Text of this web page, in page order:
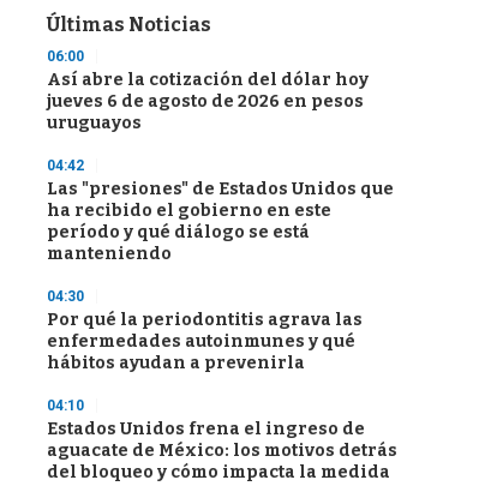
Últimas Noticias
06:00
Así abre la cotización del dólar hoy
jueves 6 de agosto de 2026 en pesos
uruguayos
04:42
Las "presiones" de Estados Unidos que
ha recibido el gobierno en este
período y qué diálogo se está
manteniendo
04:30
Por qué la periodontitis agrava las
enfermedades autoinmunes y qué
hábitos ayudan a prevenirla
04:10
Estados Unidos frena el ingreso de
aguacate de México: los motivos detrás
del bloqueo y cómo impacta la medida